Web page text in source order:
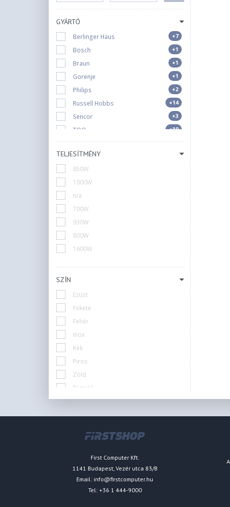
GYÁRTÓ
Berlinger Haus +7
Bosch +1
Braun +1
Gorenje +1
Philips +2
Russell Hobbs +14
Sencor +3
TOO +10
Tefal +1
Xiaomi
Zelmer
TELJESÍTMÉNY
850W
1000W
n/a
700W
930W
800W
1600W
SZÍN
Ezüst
Fekete
Fehér
Inox
Kék
Piros
Zöld
Pezsgő
Metál
Jasmine
First Computer Kft.
1141 Budapest, Vezér utca 83/B
Email: info@firstcomputer.hu
Tel: +36 1 444-9000